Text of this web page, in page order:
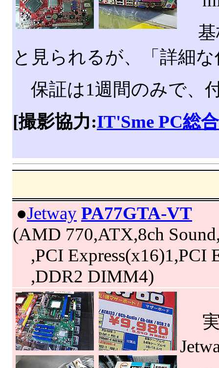
基
と見られるが、「詳細
保証は1週間のみで、
[撮影協力:IT'Sme PC総
●Jetway PA77GTA-VT
(AMD 770,ATX,8ch
,PCI Express(x16)1,PCI
,DDR2 DIMM4)
実